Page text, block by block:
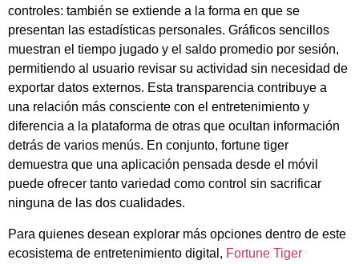
controles: también se extiende a la forma en que se
presentan las estadísticas personales. Gráficos sencillos
muestran el tiempo jugado y el saldo promedio por sesión,
permitiendo al usuario revisar su actividad sin necesidad de
exportar datos externos. Esta transparencia contribuye a
una relación más consciente con el entretenimiento y
diferencia a la plataforma de otras que ocultan información
detrás de varios menús. En conjunto, fortune tiger
demuestra que una aplicación pensada desde el móvil
puede ofrecer tanto variedad como control sin sacrificar
ninguna de las dos cualidades.
Para quienes desean explorar más opciones dentro de este
ecosistema de entretenimiento digital, Fortune Tiger